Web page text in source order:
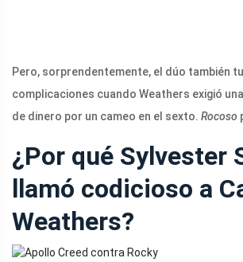
Pero, sorprendentemente, el dúo también
complicaciones cuando Weathers exigió
de dinero por un cameo en el sexto. Rocoso
¿Por qué Sylvester
llamó codicioso a
Weathers?